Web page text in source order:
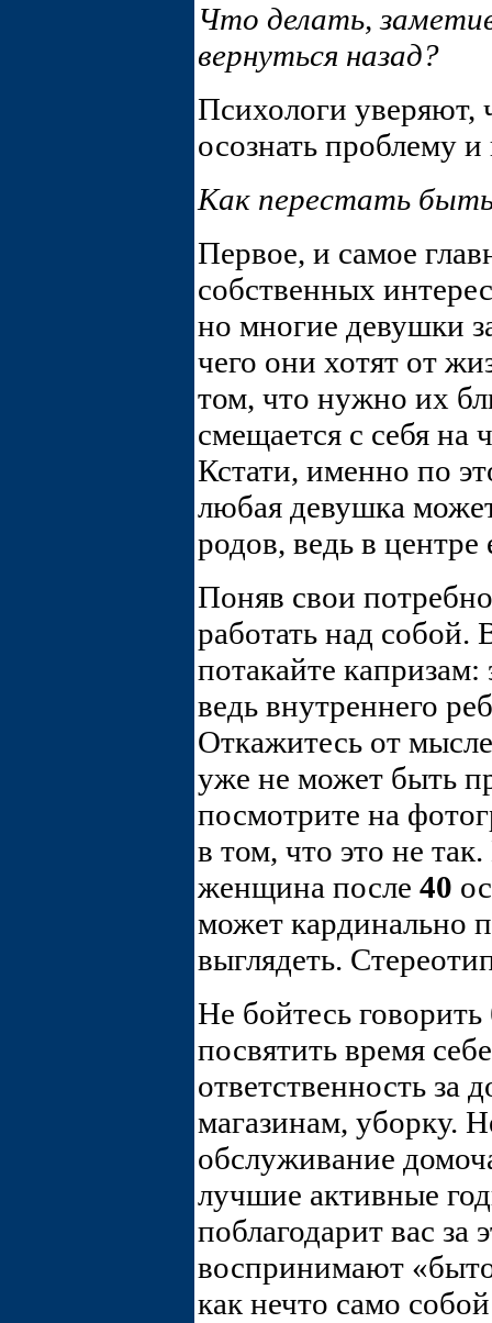
Что делать,
вернуться назад?
Психологи уверяют,
осознать проблему
Как перестать
Первое, и самое
собственных
но многие девушки
чего они хотят от
том, что нужно их
смещается с себя на
Кстати, именно по
любая девушка
родов, ведь в
Поняв свои
работать над
потакайте
ведь внутреннего
Откажитесь от
уже не может быть
посмотрите на
в том, что это не
женщина после 40
может кардинально
выглядеть.
Не бойтесь
посвятить время
ответственность за
магазинам, уборку.
обслуживание
лучшие активные
поблагодарит вас
воспринимают
как нечто само